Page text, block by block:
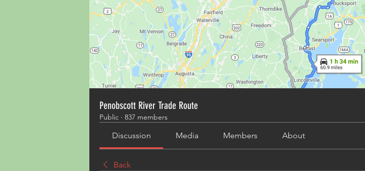
Penobscott River Trade Route
Public · 837 members
Discussion Media Members About
Back